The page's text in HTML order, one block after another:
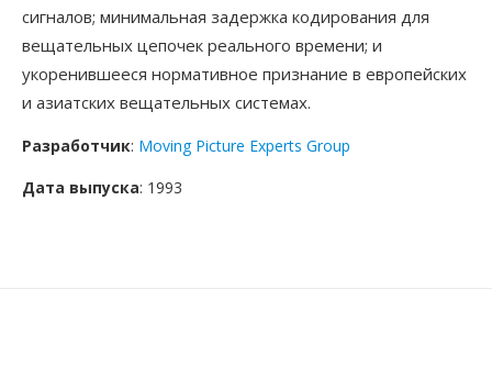
сигналов; минимальная задержка кодирования для
вещательных цепочек реального времени; и
укоренившееся нормативное признание в европейских
и азиатских вещательных системах.
Разработчик: Moving Picture Experts Group
Дата выпуска: 1993